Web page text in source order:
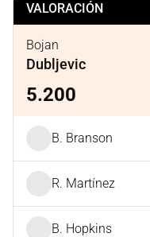
VALORACIÓN
Bojan
Dubljevic
5.200
B. Branson
R. Martínez
B. Hopkins